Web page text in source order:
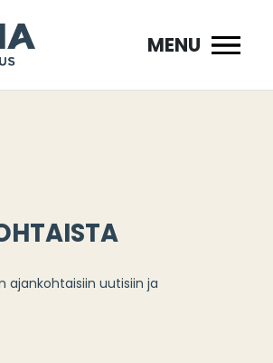
MENU
ajankohtaisiin uutisiin ja